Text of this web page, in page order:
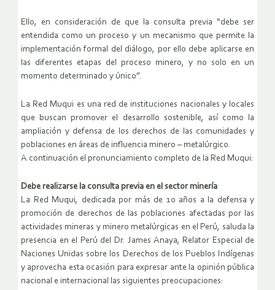
Ello, en consideración de que la consulta previa “debe ser
entendida como un proceso y un mecanismo que permite la
implementación formal del diálogo, por ello debe aplicarse en
las diferentes etapas del proceso minero, y no solo en un
momento determinado y único”.
La Red Muqui es una red de instituciones nacionales y locales
que buscan promover el desarrollo sostenible, así como la
ampliación y defensa de los derechos de las comunidades y
poblaciones en áreas de influencia minero – metalúrgico.
A continuación el pronunciamiento completo de la Red Muqui:
Debe realizarse la consulta previa en el sector minería
La Red Muqui, dedicada por más de 10 años a la defensa y
promoción de derechos de las poblaciones afectadas por las
actividades mineras y minero metalúrgicas en el Perú, saluda la
presencia en el Perú del Dr. James Anaya, Relator Especial de
Naciones Unidas sobre los Derechos de los Pueblos Indígenas
y aprovecha esta ocasión para expresar ante la opinión pública
nacional e internacional las siguientes preocupaciones: